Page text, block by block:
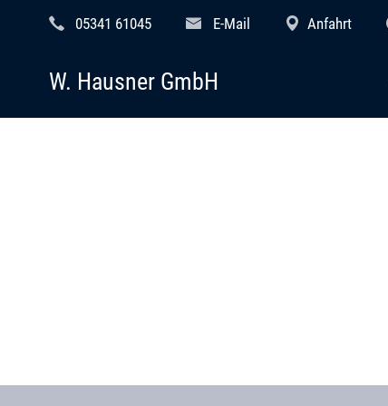
05341 61045 E-Mail Anfahrt
W. Hausner GmbH